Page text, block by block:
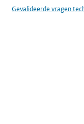
Gevalideerde vragen